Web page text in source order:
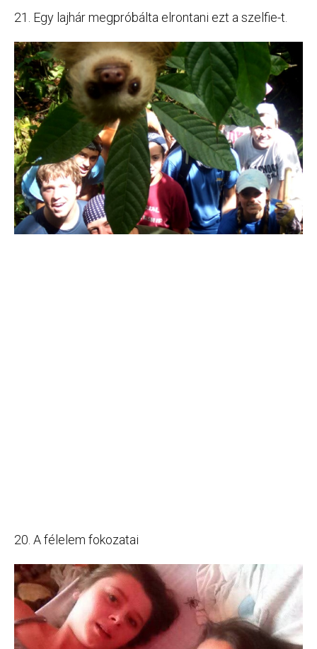
21. Egy lajhár megpróbálta elrontani ezt a szelfie-t.
20. A félelem fokozatai